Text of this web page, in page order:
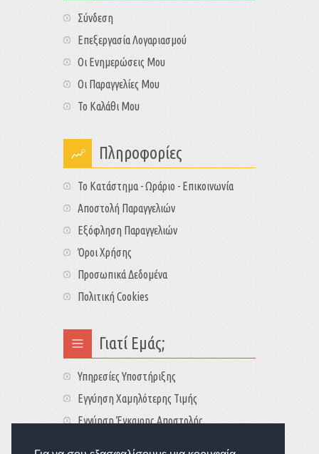
Σύνδεση
Επεξεργασία Λογαριασμού
Οι Ενημερώσεις Μου
Οι Παραγγελίες Μου
Το Καλάθι Μου
Πληροφορίες
Το Κατάστημα - Ωράριο - Επικοινωνία
Αποστολή Παραγγελιών
Εξόφληση Παραγγελιών
Όροι Χρήσης
Προσωπικά Δεδομένα
Πολιτική Cookies
Γιατί Εμάς;
Υπηρεσίες Υποστήριξης
Εγγύηση Χαμηλότερης Τιμής
Εγγύηση Έγκαιρης Αποστολής